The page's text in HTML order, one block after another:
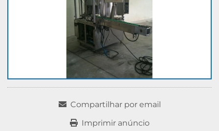
Compartilhar por email
Imprimir anúncio